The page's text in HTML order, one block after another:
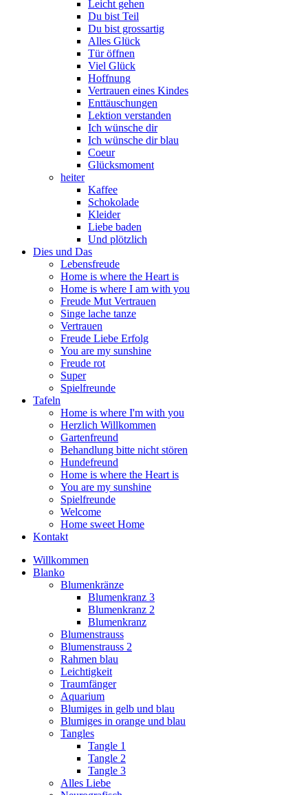
Leicht gehen
Du bist Teil
Du bist grossartig
Alles Glück
Tür öffnen
Viel Glück
Hoffnung
Vertrauen eines Kindes
Enttäuschungen
Lektion verstanden
Ich wünsche dir
Ich wünsche dir blau
Coeur
Glücksmoment
heiter
Kaffee
Schokolade
Kleider
Liebe baden
Und plötzlich
Dies und Das
Lebensfreude
Home is where the Heart is
Home is where I am with you
Freude Mut Vertrauen
Singe lache tanze
Vertrauen
Freude Liebe Erfolg
You are my sunshine
Freude rot
Super
Spielfreunde
Tafeln
Home is where I'm with you
Herzlich Willkommen
Gartenfreund
Behandlung bitte nicht stören
Hundefreund
Home is where the Heart is
You are my sunshine
Spielfreunde
Welcome
Home sweet Home
Kontakt
Willkommen
Blanko
Blumenkränze
Blumenkranz 3
Blumenkranz 2
Blumenkranz
Blumenstrauss
Blumenstrauss 2
Rahmen blau
Leichtigkeit
Traumfänger
Aquarium
Blumiges in gelb und blau
Blumiges in orange und blau
Tangles
Tangle 1
Tangle 2
Tangle 3
Alles Liebe